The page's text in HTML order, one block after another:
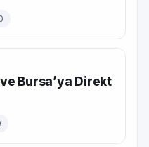
Bursa’ya Direkt